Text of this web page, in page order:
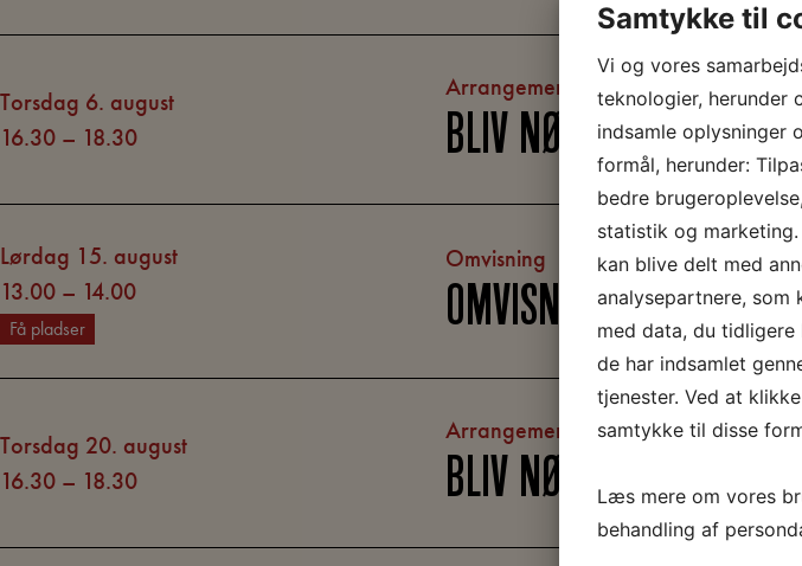
torsdag 6. august
16.30 – 18.30
Arrangement
BLIV NØRKLER PÅ
lørdag 15. august
13.00 – 14.00
Få pladser
Omvisning
OMVISNING: ALTING
torsdag 20. august
16.30 – 18.30
Arrangement
BLIV NØRKLER PÅ
Samtykke til
Vi og vores
teknologier, herunder
indsamle oplysninger
formål, herunder:
bedre
statistik og
kan blive delt med
analysepartnere, som
med data, du
de har indsamlet
tjenester. Ved at
samtykke til disse
Læs mere om vores
behandling af